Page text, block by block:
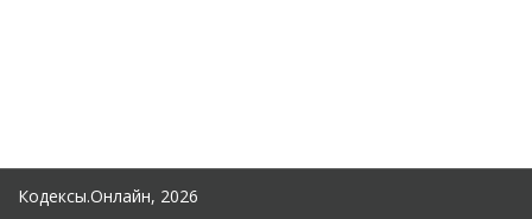
Кодексы.Онлайн, 2026